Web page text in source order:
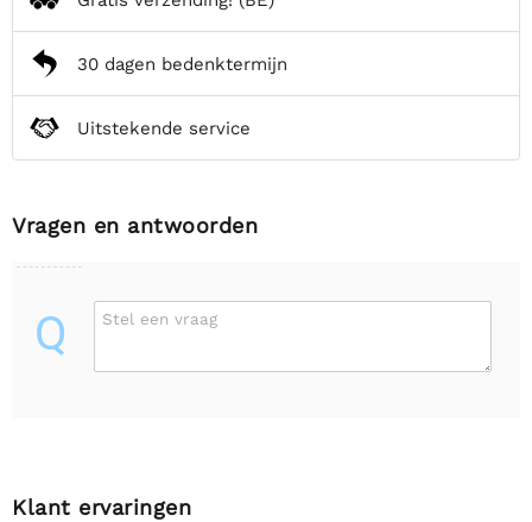
30 dagen bedenktermijn
Uitstekende service
Vragen en antwoorden
Q Stel een vraag
Klant ervaringen